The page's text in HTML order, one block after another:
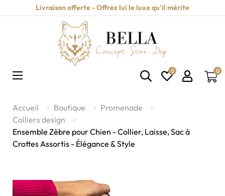
Livraison offerte - Offrez lui le luxe qu'il mérite
Basculer
☰ 0 0
Accueil Boutique
Promenade
Colliers design
Ensemble Zèbre pour Chien - Collier, Laisse, Sac à
Crottes Assortis - Élégance & Style